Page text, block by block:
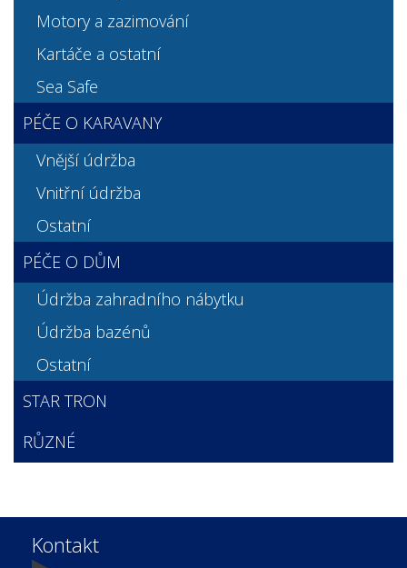
Motory a zazimování
Kartáče a ostatní
Sea Safe
PÉČE O KARAVANY
Vnější údržba
Vnitřní údržba
Ostatní
PÉČE O DŮM
Údržba zahradního nábytku
Údržba bazénů
Ostatní
STAR TRON
RŮZNÉ
Kontakt